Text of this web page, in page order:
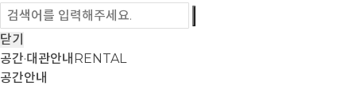
닫기
공간·대관안내 RENTAL
공간안내